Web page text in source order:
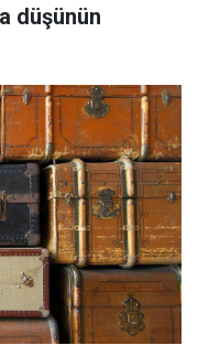
düşünün